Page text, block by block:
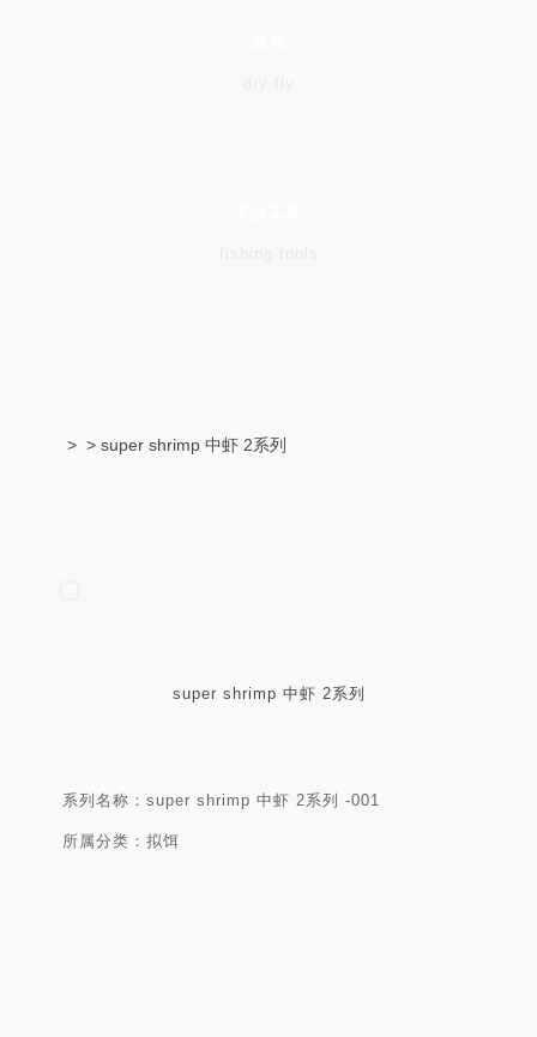
> > super shrimp 中虾 2系列
super shrimp 中虾 2系列
系列名称：super shrimp 中虾 2系列 -001
所属分类：拟饵